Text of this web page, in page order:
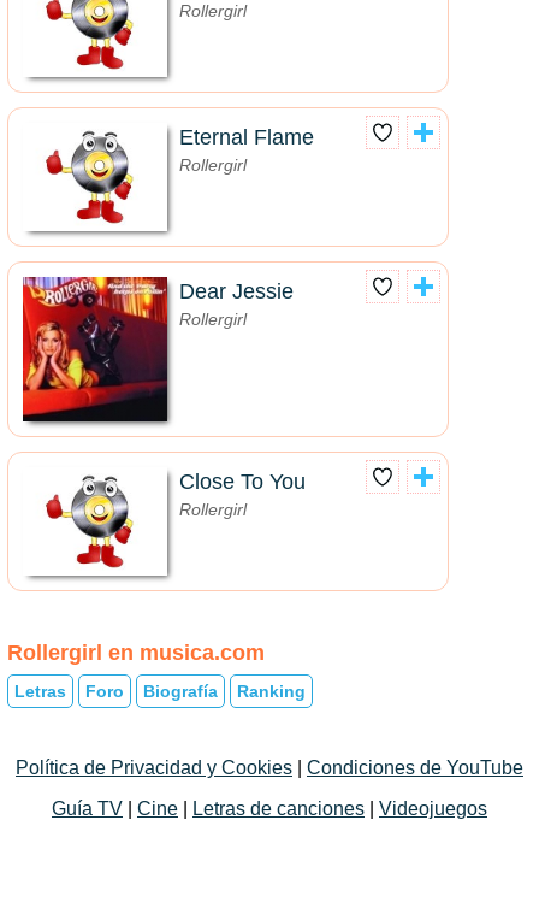
Rollergirl
Eternal Flame
Rollergirl
Dear Jessie
Rollergirl
Close To You
Rollergirl
Rollergirl en musica.com
Letras Foro Biografía Ranking
Política de Privacidad y Cookies
Condiciones de YouTube
Guía TV
Cine Letras de canciones Videojuegos